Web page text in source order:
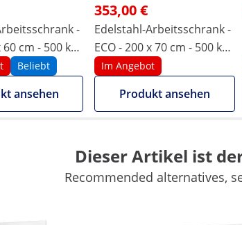
-
60 cm - 500 kg -
- Royal
Beliebt
ansehen
353,00 €
Edelstahl-Arbeitsschrank -
ECO - 200 x 70 cm - 500 kg -
Royal Catering
Im Angebot
Produkt ansehen
-
Dieser Artikel ist
Recommended alternatives,